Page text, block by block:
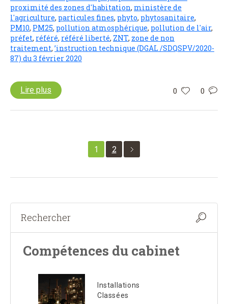
proximité des zones d'habitation, ministère de
l'agriculture, particules fines, phyto, phytosanitaire,
PM10, PM25, pollution atmosphérique, pollution de l'air,
préfet, référé, référé liberté, ZNT, zone de non
traitement, ’instruction technique (DGAL /SDQSPV/2020-
87) du 3 février 2020
0 0
Lire plus
1 2
Compétences du cabinet
Installations
Classées